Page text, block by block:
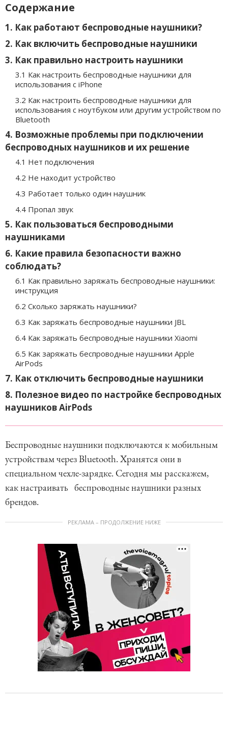
Содержание
1. Как работают беспроводные наушники?
2. Как включить беспроводные наушники
3. Как правильно настроить наушники
3.1 Как настроить беспроводные наушники для
использования с iPhone
3.2 Как настроить беспроводные наушники для
использования с ноутбуком или другим устройством по
Bluetooth
4. Возможные проблемы при подключении
беспроводных наушников и их решение
4.1 Нет подключения
4.2 Не находит устройство
4.3 Работает только один наушник
4.4 Пропал звук
5. Как пользоваться беспроводными
наушниками
6. Какие правила безопасности важно
соблюдать?
6.1 Как правильно заряжать беспроводные наушники:
инструкция
6.2 Сколько заряжать наушники?
6.3 Как заряжать беспроводные наушники JBL
6.4 Как заряжать беспроводные наушники Xiaomi
6.5 Как заряжать беспроводные наушники Apple
AirPods
7. Как отключить беспроводные наушники
8. Полезное видео по настройке беспроводных
наушников AirPods
Беспроводные наушники подключаются к мобильным
устройствам через Bluetooth. Хранятся они в
специальном чехле-зарядке. Сегодня мы расскажем,
как настраивать беспроводные наушники разных
брендов.
РЕКЛАМА – ПРОДОЛЖЕНИЕ НИЖЕ